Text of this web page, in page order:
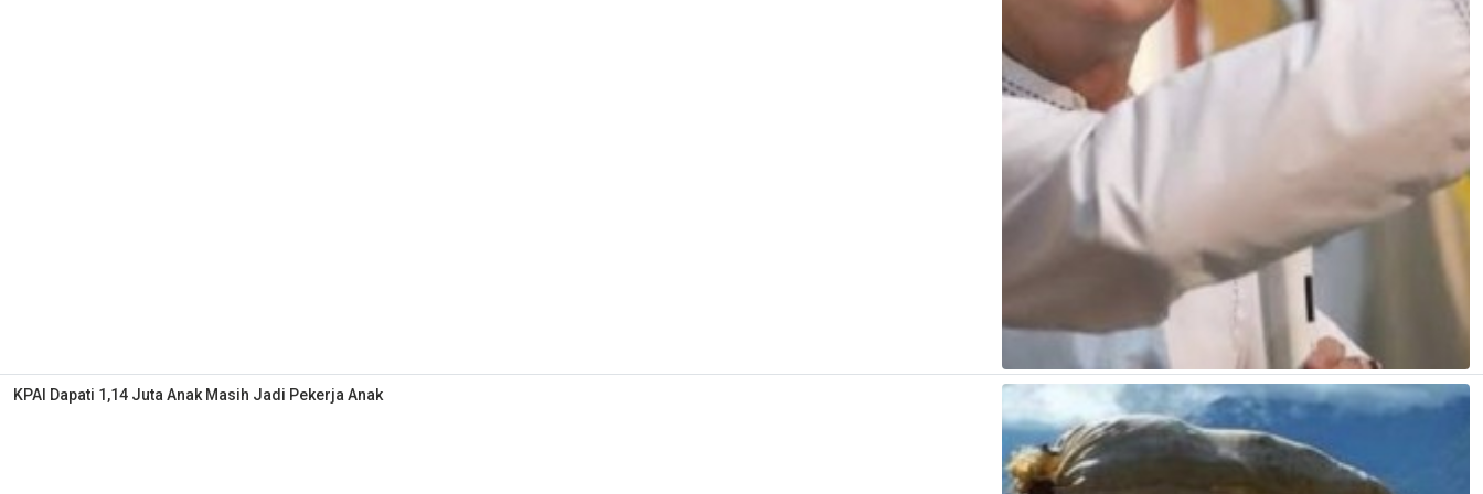
KPAI Dapati 1,14 Juta Anak Masih Jadi Pekerja Anak